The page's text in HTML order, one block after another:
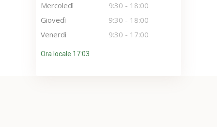
Mercoledì
9:30 - 18:00
Giovedì
9:30 - 18:00
Venerdì
9:30 - 17:00
Ora locale 17:03